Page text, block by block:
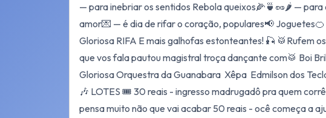
— para inebriar os sentidos Rebola queixos🌽🍵🥜🌶️ —
amor💌 — é dia de rifar o coração, populares📢
Gloriosa RIFA E mais galhofas estonteantes! 🎣 🥁Rufem
que vos fala pautou magistral troça dançante com🥁 Boi
Gloriosa Orquestra da Guanabara Xêpa Edmilson dos
🎶 LOTES 🎟️ 30 reais - ingresso madrugadô pra quem
pensa muito não que vai acabar 50 reais - ocê começa a